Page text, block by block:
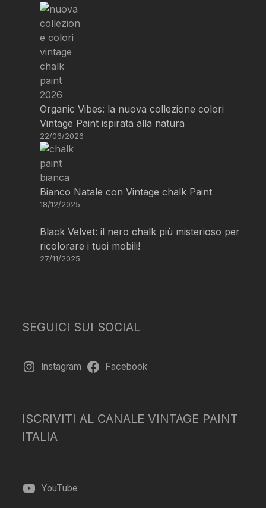
Organic Vibes: la nuova collezione colori
Vintage Paint ispirata alla natura
22/06/2026
Bianco Natale con Vintage chalk Paint
18/12/2025
Black Velvet: il nero chalk più misterioso per
ricolorare i tuoi mobili!
27/11/2025
SEGUICI SUI SOCIAL
Instagram Facebook
ISCRIVITI AL CANALE VINTAGE PAINT
ITALIA
YouTube